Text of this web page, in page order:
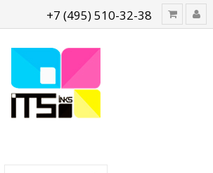
+7 (495) 510-32-38